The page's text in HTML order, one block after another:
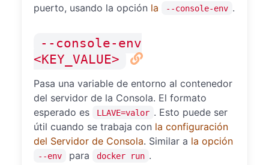
puerto, usando la opción la --console-env .
--console-env
<KEY_VALUE>
Pasa una variable de entorno al contenedor
del servidor de la Consola. El formato
esperado es
LLAVE=valor . Esto puede ser
útil cuando se trabaja con la configuración
del Servidor de Consola. Similar a la opción
--env para docker run .